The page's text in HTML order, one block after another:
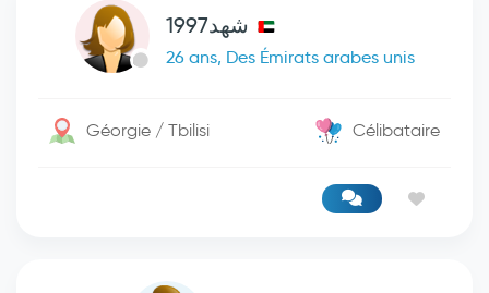
شهد1997
26 ans, Des Émirats arabes unis
Géorgie / Tbilisi Célibataire